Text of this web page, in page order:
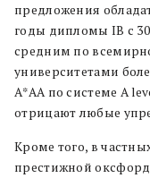
предложения
годы дипломы IB с
средним по
университетами
А*АА по системе A
отрицают любые
Кроме того, в
престижной